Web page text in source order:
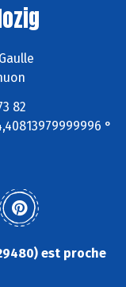
82
°
est proche